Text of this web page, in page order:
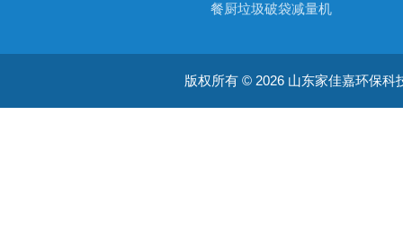
餐厨垃圾破袋减量机
餐厨垃圾粉碎机
版权所有 © 2026 山东家佳嘉环保